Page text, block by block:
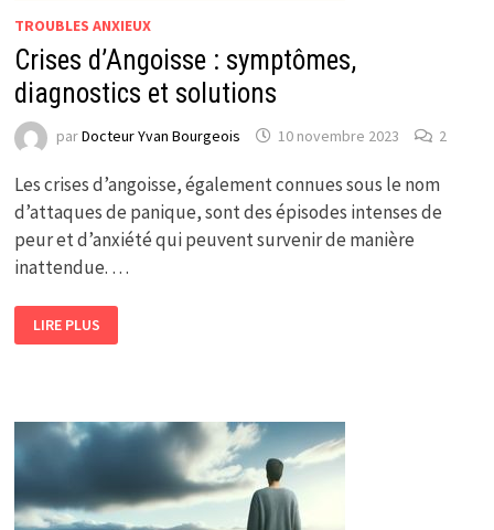
TROUBLES ANXIEUX
Crises d’Angoisse : symptômes,
diagnostics et solutions
parDocteur Yvan Bourgeois 10 novembre 2023 2
Les crises d’angoisse, également connues sous le nom
d’attaques de panique, sont des épisodes intenses de
peur et d’anxiété qui peuvent survenir de manière
inattendue. …
CRISES
D’ANGOISSE
:
LIRE PLUS